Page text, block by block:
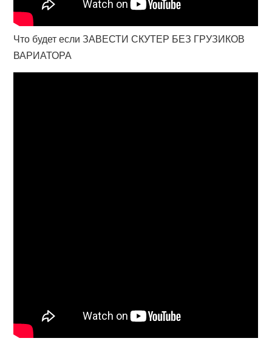
Что будет если ЗАВЕСТИ СКУТЕР БЕЗ ГРУЗИКОВ
ВАРИАТОРА